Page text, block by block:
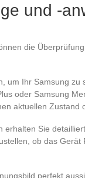
und -
die
um Ihr Samsung zu
oder Samsung
aktuellen Zustand
erhalten Sie
ob das Gerät
perfekt